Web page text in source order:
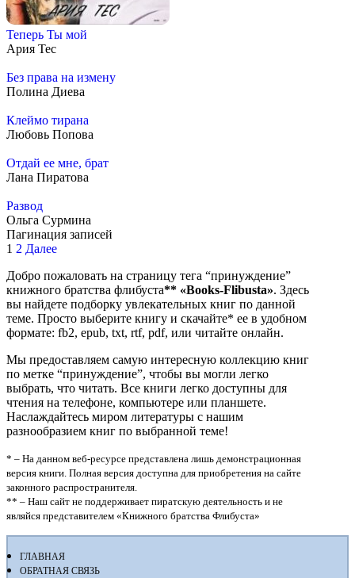
Теперь Ты мой
Ария Тес
Без права на измену
Полина Диева
Клеймо тирана
Любовь Попова
Отдай ее мне, брат
Лана Пиратова
Развод
Ольга Сурмина
Пагинация записей
1 2 Далее
Добро пожаловать на страницу тега “принуждение”
книжного братства флибуста** «Books-Flibusta». Здесь
вы найдете подборку увлекательных книг по данной
теме. Просто выберите книгу и скачайте* ее в удобном
формате: fb2, epub, txt, rtf, pdf, или читайте онлайн.
Мы предоставляем самую интересную коллекцию книг
по метке “принуждение”, чтобы вы могли легко
выбрать, что читать. Все книги легко доступны для
чтения на телефоне, компьютере или планшете.
Наслаждайтесь миром литературы с нашим
разнообразием книг по выбранной теме!
* – На данном веб-ресурсе представлена лишь демонстрационная
версия книги. Полная версия доступна для приобретения на сайте
законного распространителя.
** – Наш сайт не поддерживает пиратскую деятельность и не
являйся представителем «Книжного братства Флибуста»
ГЛАВНАЯ
ОБРАТНАЯ СВЯЗЬ